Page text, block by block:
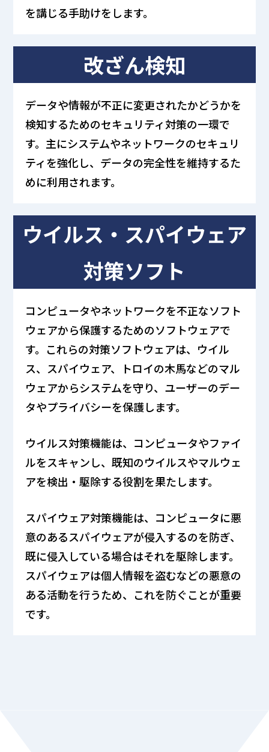
を講じる手助けをします。
改ざん検知
データや情報が不正に変更されたかどうかを
検知するためのセキュリティ対策の一環で
す。主にシステムやネットワークのセキュリ
ティを強化し、データの完全性を維持するた
めに利用されます。
ウイルス・スパイウェア
対策ソフト
コンピュータやネットワークを不正なソフト
ウェアから保護するためのソフトウェアで
す。これらの対策ソフトウェアは、ウイル
ス、スパイウェア、トロイの木馬などのマル
ウェアからシステムを守り、ユーザーのデー
タやプライバシーを保護します。
ウイルス対策機能は、コンピュータやファイ
ルをスキャンし、既知のウイルスやマルウェ
アを検出・駆除する役割を果たします。
スパイウェア対策機能は、コンピュータに悪
意のあるスパイウェアが侵入するのを防ぎ、
既に侵入している場合はそれを駆除します。
スパイウェアは個人情報を盗むなどの悪意の
ある活動を行うため、これを防ぐことが重要
です。